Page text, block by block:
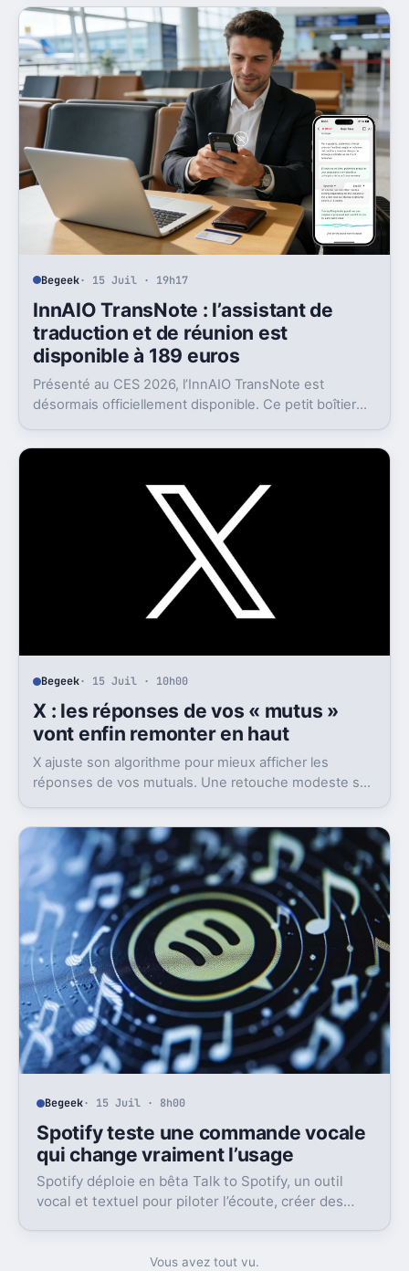
Begeek· 15 Juil · 19h17
InnAIO TransNote : l’assistant de
traduction et de réunion est
disponible à 189 euros
Présenté au CES 2026, l’InnAIO TransNote est
désormais officiellement disponible. Ce petit boîtier
enregistrement autonome, transcription et génération
Begeek· 15 Juil · 10h00
X : les réponses de vos « mutus »
vont enfin remonter en haut
X ajuste son algorithme pour mieux afficher les
réponses de vos mutuals. Une retouche modeste sur
Begeek· 15 Juil · 8h00
Spotify teste une commande vocale
qui change vraiment l’usage
Spotify déploie en bêta Talk to Spotify, un outil
vocal et textuel pour piloter l’écoute, créer des